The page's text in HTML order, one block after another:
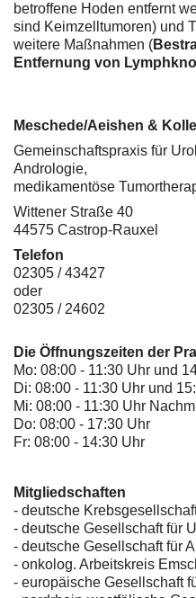
betroffene Hoden entfernt
sind Keimzelltumoren) und
weitere Maßnahmen (
Entfernung von
Meschede/Aeishen &
Gemeinschaftspraxis für
Andrologie,
medikamentöse
Wittener Straße 40
44575 Castrop-Rauxel
Telefon
02305 / 43427
oder
02305 / 24602
Die Öffnungszeiten der
Mo: 08:00 - 11:30 Uhr und
Di: 08:00 - 11:30 Uhr und
Mi: 08:00 - 11:30 Uhr
Do: 08:00 - 17:30 Uhr
Fr: 08:00 - 14:30 Uhr
Mitgliedschaften
- deutsche
- deutsche Gesellschaft für
- deutsche Gesellschaft für
- onkolog. Arbeitskreis
- europäische Gesellschaft